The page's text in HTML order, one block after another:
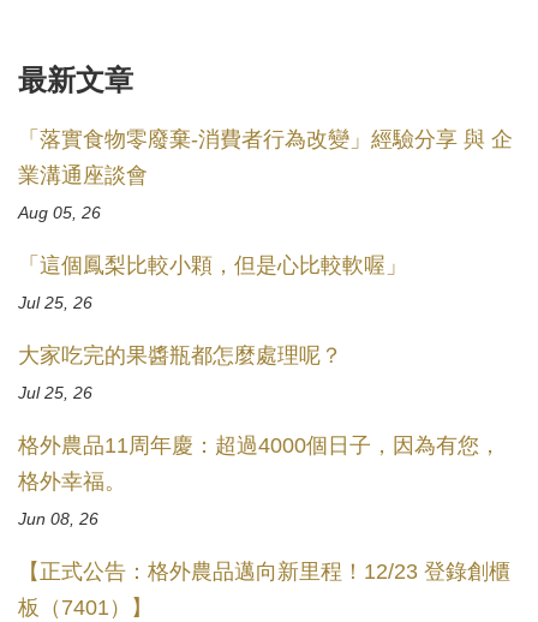
最新文章
「落實食物零廢棄-消費者行為改變」經驗分享 與 企
業溝通座談會
Aug 05, 26
「這個鳳梨比較小顆，但是心比較軟喔」
Jul 25, 26
大家吃完的果醬瓶都怎麼處理呢？
Jul 25, 26
格外農品11周年慶：超過4000個日子，因為有您，
格外幸福。
Jun 08, 26
【正式公告：格外農品邁向新里程！12/23 登錄創櫃
板（7401）】